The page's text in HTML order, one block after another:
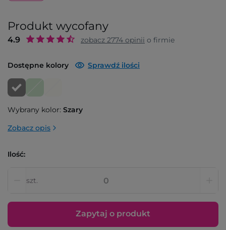
Produkt wycofany
4.9 zobacz 2774 opinii o firmie
Dostępne kolory Sprawdź ilości
Wybrany kolor: Szary
Zobacz opis
Ilość:
szt.
Zapytaj o produkt